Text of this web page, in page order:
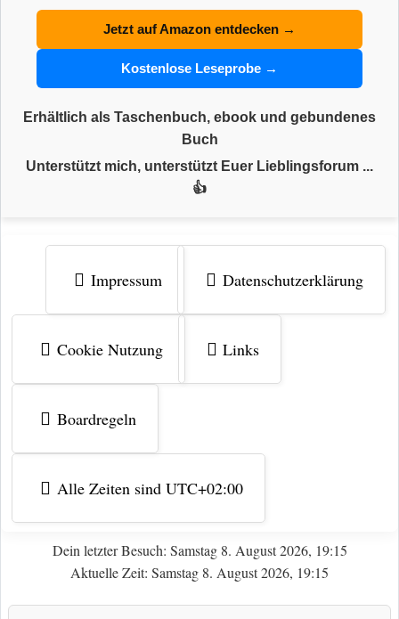
Jetzt auf Amazon entdecken →
Kostenlose Leseprobe →
Erhältlich als Taschenbuch, ebook und gebundenes
Buch
Unterstützt mich, unterstützt Euer Lieblingsforum ...
👍
Impressum Datenschutzerklärung
Cookie Nutzung Links
Boardregeln
Alle Zeiten sind UTC+02:00
Dein letzter Besuch: Samstag 8. August 2026, 19:15
Aktuelle Zeit: Samstag 8. August 2026, 19:15